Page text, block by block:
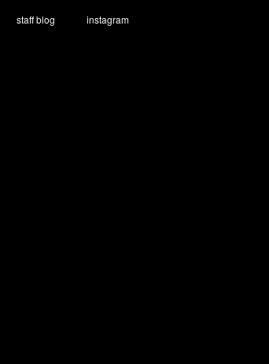
staff blog instagram